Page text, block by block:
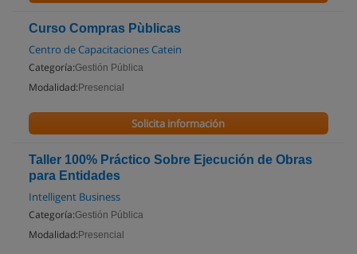
Curso Compras Pùblicas
Centro de Capacitaciones Catein
Categoría:Gestión Pública
Modalidad: Presencial
Solicita información
Taller 100% Práctico Sobre Ejecución de Obras
para Entidades
Intelligent Business
Categoría:Gestión Pública
Modalidad: Presencial